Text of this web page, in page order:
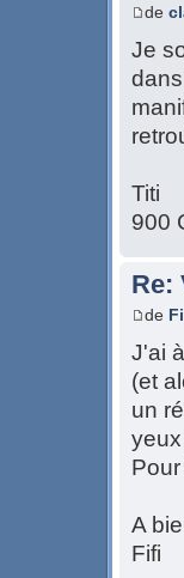
de
Je
Titi
900
Re:
de
J'ai
(et
un
A
Fifi